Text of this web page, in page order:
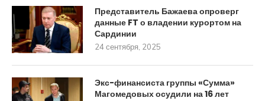
Представитель Бажаева опроверг
данные FT о владении курортом на
Сардинии
24 сентября, 2025
Экс-финансиста группы «Сумма»
Магомедовых осудили на 16 лет